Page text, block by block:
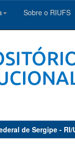
Sobre o RIUFS
de Sergipe - RI/